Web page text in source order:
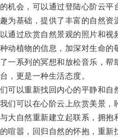
会，可以通过登陆心阶云平
基础，提供了丰富的自然资
过欣赏自然景观的照片和视
植物的信息，加深对生命的
系列的冥想和放松音乐，帮
更是一种生活态度。
以重新找回内心的平静和自
可以在心阶云上欣赏美景，
自然重新建立起联系，拥抱
嚣，回归自然的怀抱，重新